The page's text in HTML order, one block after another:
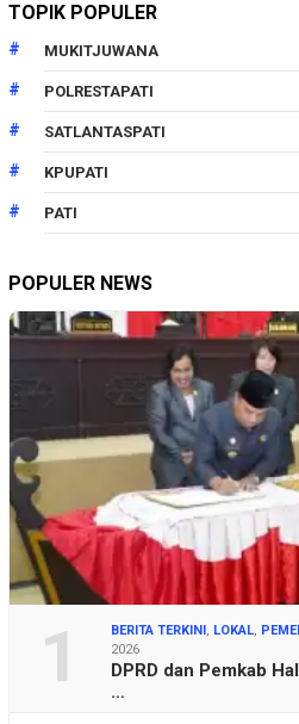
TOPIK POPULER
MUKITJUWANA
POLRESTAPATI
SATLANTASPATI
KPUPATI
PATI
POPULER NEWS
1 BERITA TERKINI , LOKAL,
2026
DPRD dan Pemkab
…